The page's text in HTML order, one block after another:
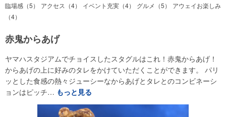
臨場感（5） アクセス（4） イベント充実（4） グルメ（5）
アウェイお楽しみ
（4）
赤鬼からあげ
ヤマハスタジアムでチョイスしたスタグルはこれ！赤鬼からあげ！
からあげの上に好みのタレをかけていただくことができます。 パリ
ッとした食感の熱々ジューシーなからあげとタレとのコンビネーシ
ョンはピッチ… もっと見る